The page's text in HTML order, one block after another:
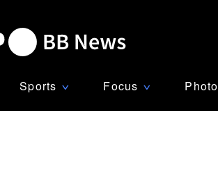
Sports ∨ Focus ∨ Photo